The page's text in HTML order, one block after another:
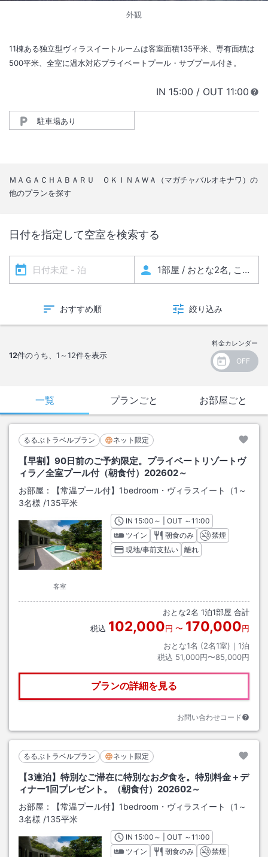
外観
11棟ある独立型ヴィラスイートルームは客室面積135平米、専有面積は
500平米、全室に温水対応プライベートプール・サブプール付き。
IN チェックイン
15:00 / OUT チェック
11:00
駐車場あり
ＭＡＧＡＣＨＡＢＡＲＵ ＯＫＩＮＡＷＡ（マガチャバルオキナワ） の
他のプランを探す
日付を指定して空室を検索する
おすすめ順 絞り込み
12件のうち、 1～12件を表示
料金カレンダー
一覧 プランごと お部屋ごと
るるぶトラベルプラン ネット限定
【早割】90日前のご予約限定。プライベートリゾートヴ
ィラ／全室プール付（朝食付）202602～
お部屋：
【常温プール付】1bedroom・ヴィラスイート（1～
3名様 /135平米
客室
INチェックイン
15:00 ～ | OUT チェックアウト
～11:00
ツイン
朝食のみ
禁煙
現地/事前支払い
離れ
おとな2名 1泊1部屋 合計
税込 102,000円 〜 170,000円
おとな1名 (2名1室)｜ 1泊
税込 51,000円〜85,000円
プランの詳細を見る
お問い合わせコード
るるぶトラベルプラン ネット限定
【3連泊】特別なご滞在に特別なお夕食を。特別料金＋デ
ィナー1回プレゼント。（朝食付）202602～
お部屋：
【常温プール付】1bedroom・ヴィラスイート（1～
3名様 /135平米
INチェックイン
15:00 ～ | OUT チェックアウト
～11:00
ツイン
朝食のみ
禁煙